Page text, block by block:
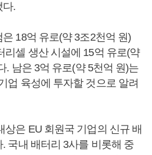
다.
18억 유로(약 3조2천억 원)
리셀 생산 시설에 15억 유로(약
. 남은 3억 유로(약 5천억 원)는
업 육성에 투자할 것으로 알려
상은 EU 회원국 기업의 신규 배
국내 배터리 3사를 비롯해 중